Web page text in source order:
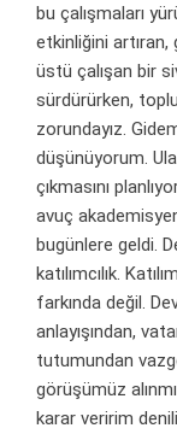
bu çalışmaları
etkinliğini artıran,
üstü çalışan bir
sürdürürken,
zorundayız.
düşünüyorum.
çıkmasını
avuç
bugünlere geldi.
katılımcılık.
farkında değil.
anlayışından,
tutumundan
görüşümüz
karar veririm